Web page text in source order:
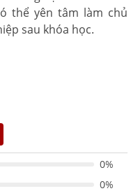
thể yên tâm làm chủ
sau khóa học.
0%
0%